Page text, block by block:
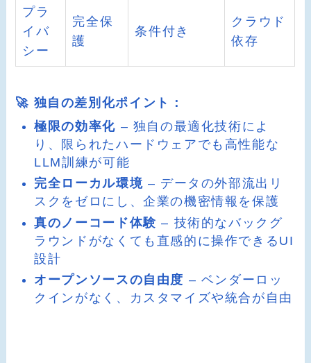
プラ
イバ
シー
完全保
護
条件付き
クラウド
依存
🚀 独自の差別化ポイント：
極限の効率化 – 独自の最適化技術によ
り、限られたハードウェアでも高性能な
LLM訓練が可能
完全ローカル環境 – データの外部流出リ
スクをゼロにし、企業の機密情報を保護
真のノーコード体験 – 技術的なバックグ
ラウンドがなくても直感的に操作できるUI
設計
オープンソースの自由度 – ベンダーロッ
クインがなく、カスタマイズや統合が自由